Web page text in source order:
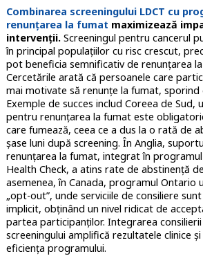
Combinarea screeningului LDCT cu
renunțarea la fumat maximizează
intervenții.Screeningul pentru cancerul
în principal populațiilor cu risc crescut,
pot beneficia semnificativ de renunțarea
Cercetările arată că persoanele care
mai motivate să renunțe la fumat,
Exemple de succes includ Coreea de Sud,
pentru renunțarea la fumat este
care fumează, ceea ce a dus la o rată de
șase luni după screening. În Anglia,
renunțarea la fumat, integrat în
Health Check, a atins rate de abstinență
asemenea, în Canada, programul Ontario
„opt-out”, unde serviciile de consiliere
implicit, obținând un nivel ridicat de
partea participanților. Integrarea consilierii
screeningului amplifică rezultatele clinice
eficiența programului.